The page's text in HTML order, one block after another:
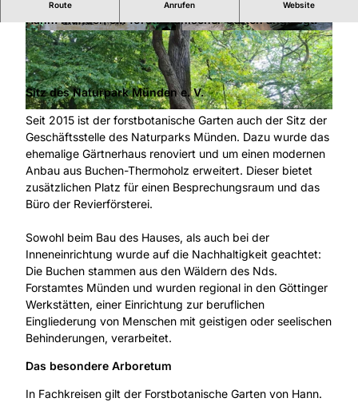
© Martin Creuels | CC-BY
© Martin Creuels |CC-BY © Martin Creuels |CC-BY
Route Anrufen Website
Bereits im Jahr 1868 wurde für die Forstakademie
Hann. Münden ein forstbotanischer Garten angelegt.
Sitz des Naturpark Münden e. V.
Seit 2015 ist der forstbotanische Garten auch der Sitz der
Geschäftsstelle des Naturparks Münden. Dazu wurde das
ehemalige Gärtnerhaus renoviert und um einen modernen
Anbau aus Buchen-Thermoholz erweitert. Dieser bietet
zusätzlichen Platz für einen Besprechungsraum und das
Büro der Revierförsterei.
Sowohl beim Bau des Hauses, als auch bei der
Inneneinrichtung wurde auf die Nachhaltigkeit geachtet:
Die Buchen stammen aus den Wäldern des Nds.
Forstamtes Münden und wurden regional in den Göttinger
Werkstätten, einer Einrichtung zur beruflichen
Eingliederung von Menschen mit geistigen oder seelischen
Behinderungen, verarbeitet.
Das besondere Arboretum
In Fachkreisen gilt der Forstbotanische Garten von Hann.